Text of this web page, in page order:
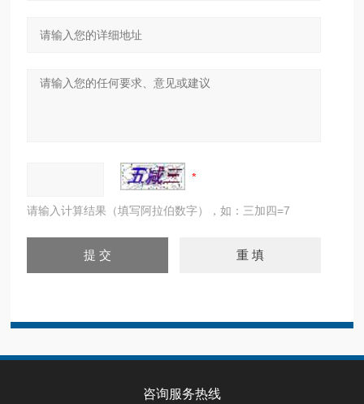
请输入计算结果（填写阿拉伯数字），如：三加四=7
咨询服务热线